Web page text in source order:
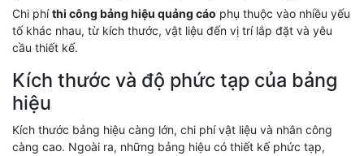
Chi phíthi công bảng hiệu quảng cáo phụ thuộc vào nhiều yếu
tố khác nhau, từ kích thước, vật liệu đến vị trí lắp đặt và yêu
cầu thiết kế.
Kích thước và độ phức tạp của bảng
hiệu
Kích thước bảng hiệu càng lớn, chi phí vật liệu và nhân công
càng cao. Ngoài ra, những bảng hiệu có thiết kế phức tạp,